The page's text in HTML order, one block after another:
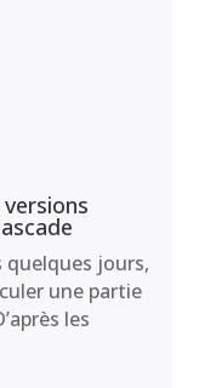
quelques jours,
une partie
les